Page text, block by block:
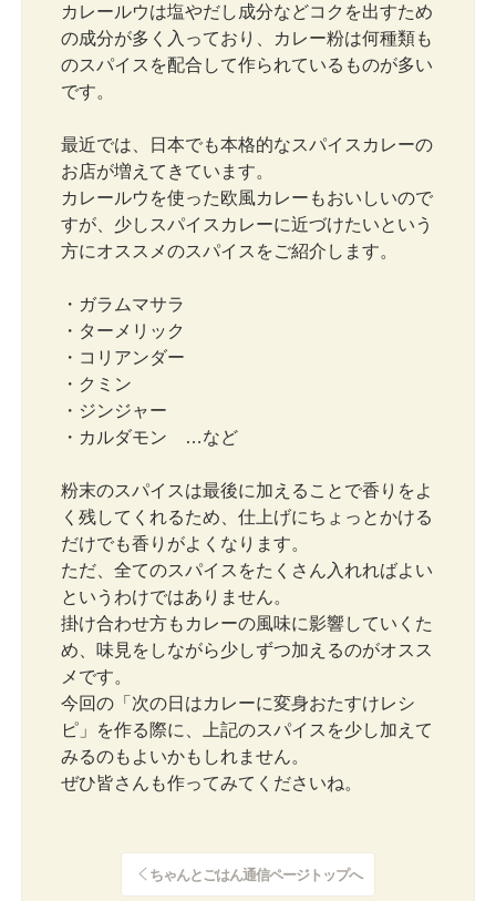
カレールウは塩やだし成分などコクを出すため
の成分が多く入っており、カレー粉は何種類も
のスパイスを配合して作られているものが多い
です。
最近では、日本でも本格的なスパイスカレーの
お店が増えてきています。
カレールウを使った欧風カレーもおいしいので
すが、少しスパイスカレーに近づけたいという
方にオススメのスパイスをご紹介します。
・ガラムマサラ
・ターメリック
・コリアンダー
・クミン
・ジンジャー
・カルダモン …など
粉末のスパイスは最後に加えることで香りをよ
く残してくれるため、仕上げにちょっとかける
だけでも香りがよくなります。
ただ、全てのスパイスをたくさん入れればよい
というわけではありません。
掛け合わせ方もカレーの風味に影響していくた
め、味見をしながら少しずつ加えるのがオスス
メです。
今回の「次の日はカレーに変身おたすけレシ
ピ」を作る際に、上記のスパイスを少し加えて
みるのもよいかもしれません。
ぜひ皆さんも作ってみてくださいね。
ちゃんとごはん通信ページトップへ